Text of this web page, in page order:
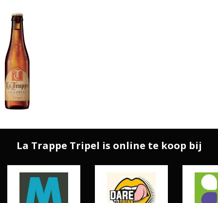
La Trappe Tripel is online te koop bij